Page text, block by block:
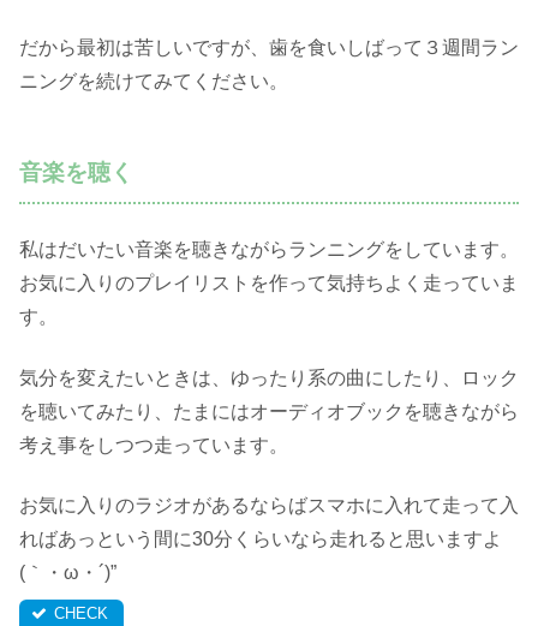
だから最初は苦しいですが、歯を食いしばって３週間ラン
ニングを続けてみてください。
音楽を聴く
私はだいたい音楽を聴きながらランニングをしています。
お気に入りのプレイリストを作って気持ちよく走っていま
す。
気分を変えたいときは、ゆったり系の曲にしたり、ロック
を聴いてみたり、たまにはオーディオブックを聴きながら
考え事をしつつ走っています。
お気に入りのラジオがあるならばスマホに入れて走って入
ればあっという間に30分くらいなら走れると思いますよ
(｀・ω・´)”